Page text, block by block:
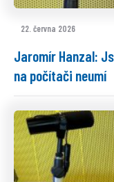
22. června 2026
Jaromír Hanzal:
na počítači neumí